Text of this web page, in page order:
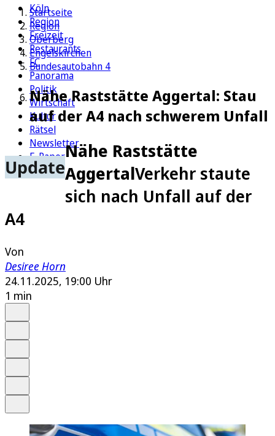
Köln
Region
Freizeit
Restaurants
FC
Panorama
Politik
Wirtschaft
Kultur
Rätsel
Newsletter
E-Paper
Startseite
Region
Oberberg
Engelskirchen
Bundesautobahn 4
Nähe Raststätte Aggertal: Stau
auf der A4 nach schwerem Unfall
Update
Nähe Raststätte
AggertalVerkehr staute
sich nach Unfall auf der
A4
Von
Desiree Horn
24.11.2025, 19:00 Uhr
1 min